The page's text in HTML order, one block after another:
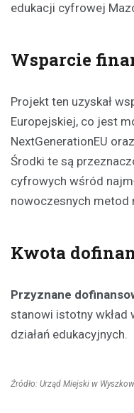
edukacji cyfrowej
Wsparcie
Projekt ten uzyskał
Europejskiej, co jest
NextGenerationEU
Środki te są
cyfrowych wśród
nowoczesnych metod
Kwota
Przyznane
stanowi istotny wkład
działań edukacyjnych.
Źródło: Urząd Miejski w